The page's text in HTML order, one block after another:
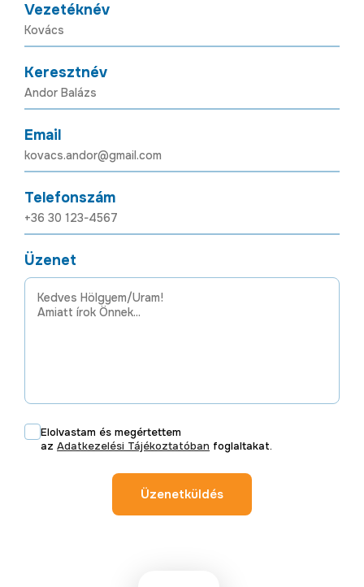
Vezetéknév
Keresztnév
Email
Telefonszám
Üzenet
Elolvastam és megértettem
az Adatkezelési Tájékoztatóban foglaltakat.
Üzenetküldés